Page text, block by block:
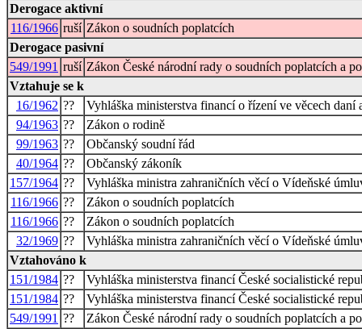
Derogace aktivní
116/1966 ruší Zákon o soudních poplatcích
Derogace pasivní
549/1991 ruší Zákon České národní rady o soudních poplatcích a
Vztahuje se k
16/1962 ??
Vyhláška ministerstva financí o řízení ve věcech daní
94/1963 ??
Zákon o rodině
99/1963 ??
Občanský soudní řád
40/1964 ??
Občanský zákoník
157/1964 ??
Vyhláška ministra zahraničních věcí o Vídeňské
116/1966 ??
Zákon o soudních poplatcích
116/1966 ??
Zákon o soudních poplatcích
32/1969 ??
Vyhláška ministra zahraničních věcí o Vídeňské
Vztahováno k
151/1984 ??
Vyhláška ministerstva financí České socialistické
151/1984 ??
Vyhláška ministerstva financí České socialistické
549/1991 ??
Zákon České národní rady o soudních poplatcích a